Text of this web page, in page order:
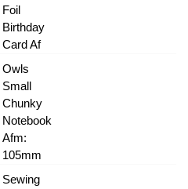
Foil
Birthday
Card Af
Owls
Small
Chunky
Notebook
Afm:
105mm
Sewing